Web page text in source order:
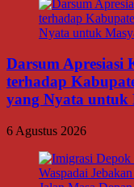
Darsum Apresiasi
terhadap
yang Nyata untuk
6 Agustus 2026